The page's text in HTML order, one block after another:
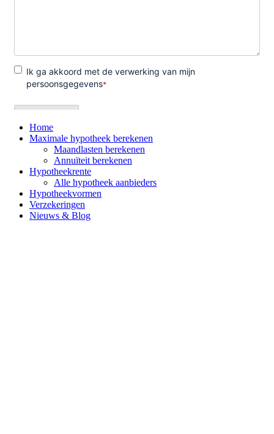
Home
Maximale hypotheek berekenen
Maandlasten berekenen
Annuïteit berekenen
Hypotheekrente
Alle hypotheek aanbieders
Hypotheekvormen
Verzekeringen
Nieuws & Blog